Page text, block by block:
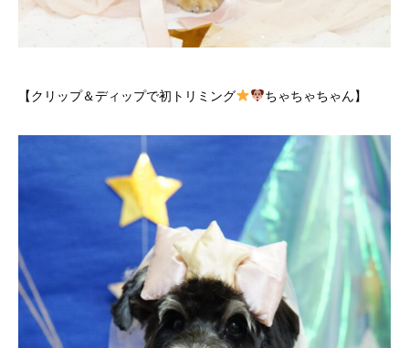
【クリップ＆ディップで初トリミング ちゃちゃちゃん】